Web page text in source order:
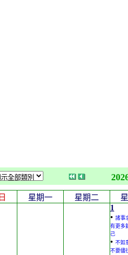
星期一 星期二
1
• 諸事
有更多
己
• 不如
不要儘